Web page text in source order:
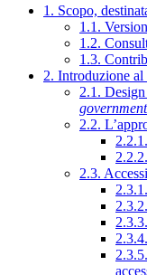
1. Scopo,
1.1.
1.2.
1.3.
2. Introduzione
2.1.
government
2.2.
2.3.